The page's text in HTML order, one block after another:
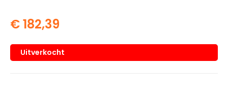
€182,39
Uitverkocht